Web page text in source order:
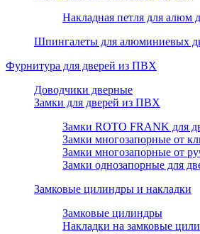
Накладная петля для алюм
Шпингалеты для алюминиевых
Фурнитура для дверей из ПВХ
Доводчики дверные
Замки для дверей из ПВХ
Замки ROTO FRANK для
Замки многозапорные от
Замки многозапорные от
Замки однозапорные для
Замковые цилиндры и накладки
Замковые цилиндры
Накладки на замковые